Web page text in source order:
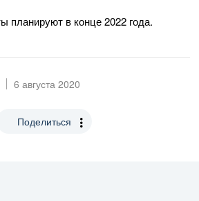
планируют в конце 2022 года.
6 августа 2020
Поделиться